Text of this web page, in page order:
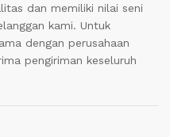
dan memiliki nilai seni
kami. Untuk
dengan perusahaan
pengiriman keseluruh